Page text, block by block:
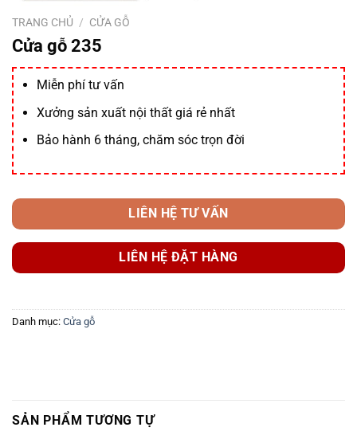
TRANG CHỦ / CỬA GỖ
Cửa gỗ 235
Miễn phí tư vấn
Xưởng sản xuất nội thất giá rẻ nhất
Bảo hành 6 tháng, chăm sóc trọn đời
LIÊN HỆ TƯ VẤN
LIÊN HỆ ĐẶT HÀNG
Danh mục: Cửa gỗ
SẢN PHẨM TƯƠNG TỰ